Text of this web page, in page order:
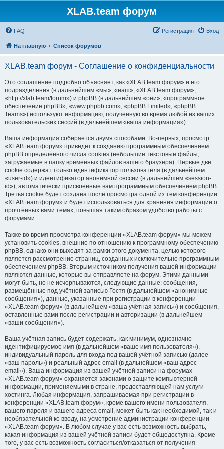
XLAB.team форум
FAQ Вход
Регистрация
На главную Список форумов
XLAB.team форум - Соглашение о конфиденциальности
Это соглашение подробно объясняет, как «XLAB.team форум» и его
подразделения (в дальнейшем «мы», «наш», «XLAB.team форум»,
«http://xlab.team/forum») и phpBB (в дальнейшем «они», «программное
обеспечение phpBB», «www.phpbb.com», «phpBB Limited», «phpBB
Teams») используют информацию, полученную во время любой из ваших
пользовательских сессий (в дальнейшем «ваша информация»).
Ваша информация собирается двумя способами. Во-первых, просмотр
«XLAB.team форум» приведёт к созданию программным обеспечением
phpBB определённого числа cookies (небольшие текстовые файлы,
загружаемые в папку временных файлов вашего браузера). Первые две
cookie содержат только идентификатор пользователя (в дальнейшем
«user-id») и идентификатор анонимной сессии (в дальнейшем «session-
id»), автоматически присвоенные вам программным обеспечением phpBB.
Третья cookie будет создана после просмотра одной из тем конференции
«XLAB.team форум» и будет использоваться для хранения информации о
прочтённых вами темах, повышая таким образом удобство работы с
форумами.
Также во время просмотра конференции «XLAB.team форум» мы можем
установить cookies, внешние по отношению к программному обеспечению
phpBB, однако они выходят за рамки этого документа, целью которого
является рассмотрение страниц, созданных исключительно программным
обеспечением phpBB. Вторым источником получения вашей информации
являются данные, которые вы отправляете на форум. Этими данными
могут быть, но не исчерпываются, следующие данные: сообщения,
размещённые под учётной записью Гостя (в дальнейшем «анонимные
сообщения»), данные, указанные при регистрации в конференции
«XLAB.team форум» (в дальнейшем «ваша учётная запись») и сообщения,
оставленные вами после регистрации и авторизации (в дальнейшем
«ваши сообщения»).
Ваша учётная запись будет содержать, как минимум, однозначно
идентифицируемое имя (в дальнейшем «ваше имя пользователя»),
индивидуальный пароль для входа под вашей учётной записью (далее
«ваш пароль») и реальный адрес email (в дальнейшем «ваш адрес
email»). Ваша информация из вашей учётной записи на форумах
«XLAB.team форум» охраняется законами о защите компьютерной
информации, применяемыми в стране, предоставляющей нам услуги
хостинга. Любая информация, запрашиваемая при регистрации в
конференции «XLAB.team форум», кроме вашего имени пользователя,
вашего пароля и вашего адреса email, может быть как необходимой, так и
необязательной ко вводу, на усмотрение администрации конференции
«XLAB.team форум». В любом случае у вас есть возможность выбрать,
какая информация из вашей учётной записи будет общедоступна. Кроме
того, у вас есть возможность согласиться/отказаться от получения